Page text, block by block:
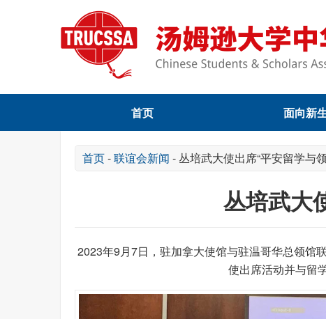
首页 面向新
首页-联谊会新闻 - 丛培武大使出席“平安留学与
丛培武大
2023年9月7日，驻加拿大使馆与驻温哥华总领馆
使出席活动并与留